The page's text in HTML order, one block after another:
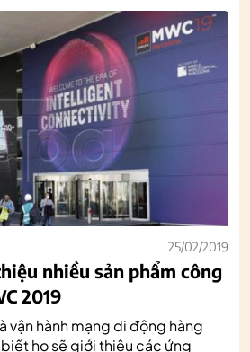
25/02/2019
nhiều sản phẩm công
2019
vận hành mạng di động hàng
họ sẽ giới thiệu các ứng